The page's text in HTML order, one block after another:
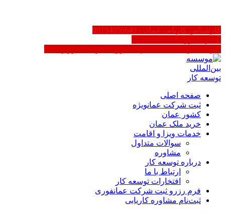
کارشناس کاریابی عمان - 09194056649
صفحه اصلی
ثبت شرکت عمانویژه
کشور عمان
خرید ملک عمان
خدمات ویزا و اقامت
سوالات متداول
مشاوره
درباره توسعه کار
ارتباط با ما
افتخارات توسعه کار
فرم رزرو ثبت شرکت عمانفوری
ثبت‌نام مشاوره کاریابی